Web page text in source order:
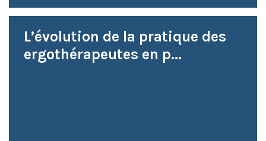
L’évolution de la pratique des
ergothérapeutes en p...